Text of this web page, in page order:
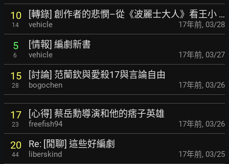
10
14
[轉錄] 創作者的悲憫–從《波麗士大人》看王小 …
vehicle 17年前, 03/28
5
6
[情報] 編劇新書
vehicle 17年前, 03/27
15
28
[討論] 范蘭欽與愛殺17與言論自由
bogochen 17年前, 03/26
17
23
[心得] 蔡岳勳導演和他的痞子英雄
freefish94 17年前, 03/26
20
44
Re: [閒聊] 這些好編劇
liberskind 17年前, 03/25